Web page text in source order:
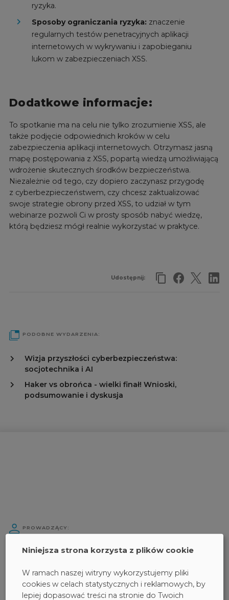
ryzyka.
Sposoby ograniczania ryzyka: znaczenie
regularnych testów penetracyjnych aplikacji
internetowych w wykrywaniu i zapobieganiu
lukom w zabezpieczeniach XSS.
Dodatkowe informacje:
To spotkanie ma na celu nie tylko zrozumienie XSS, ale
także podjęcie odpowiednich kroków w celu
zabezpieczenia aplikacji internetowych. Otrzymasz jasną
mapę postępowania z XSS, popartą wiedzą umożliwiającą
wdrożenie skutecznych środków bezpieczeństwa.
Niezależnie od tego, czy dopiero zaczynasz przygodę
z cyberbezpieczeństwem, czy chcesz zaktualizować
swoje strategie obrony przed XSS, to udział w tym
webinarze pozwoli Ci w prosty sposób nabyć wiedzę,
którą będziesz mógł realnie wykorzystać w praktyce.
Udostępnij:
PODOBNE WYDARZENIA:
Wizja przyszłości cyberbezpieczeństwa:
socjotechnika i AI
Haker vs obrońca - wielki finał! Wnioski,
podsumowanie i dyskusja
PROWADZĄCY:
Niniejsza strona korzysta z plików cookie
W ramach naszej witryny wykorzystujemy pliki
cookies w celach statystycznych i reklamowych, by
lepiej dopasować treści na stronie do Twoich